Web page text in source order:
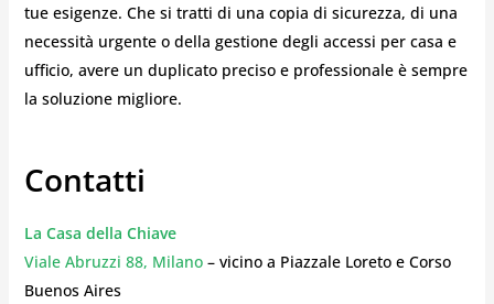
tue esigenze. Che si tratti di una copia di sicurezza, di una
necessità urgente o della gestione degli accessi per casa e
ufficio, avere un duplicato preciso e professionale è sempre
la soluzione migliore.
Contatti
La Casa della Chiave
Viale Abruzzi 88, Milano– vicino a Piazzale Loreto e Corso
Buenos Aires